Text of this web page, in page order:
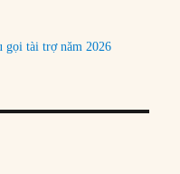
gọi tài trợ năm 2026